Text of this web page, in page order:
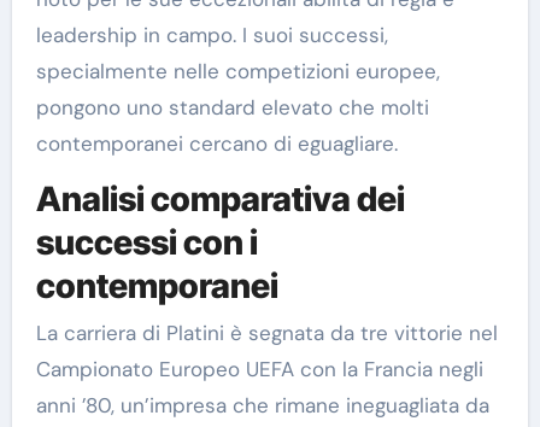
leadership in campo. I suoi successi,
specialmente nelle competizioni europee,
pongono uno standard elevato che molti
contemporanei cercano di eguagliare.
Analisi comparativa dei
successi con i
contemporanei
La carriera di Platini è segnata da tre vittorie nel
Campionato Europeo UEFA con la Francia negli
anni ’80, un’impresa che rimane ineguagliata da